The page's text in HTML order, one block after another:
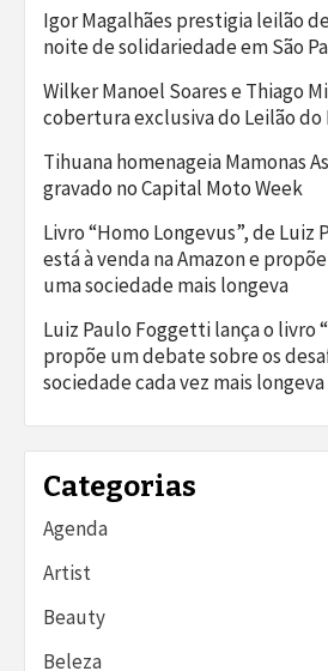
Igor Magalhães prestigia leilão
noite de solidariedade em São
Wilker Manoel Soares e Thiago
cobertura exclusiva do Leilão
Tihuana homenageia Mamonas
gravado no Capital Moto Week
Livro “Homo Longevus”, de Luiz
está à venda na Amazon e
uma sociedade mais longeva
Luiz Paulo Foggetti lança o livro
propõe um debate sobre os
sociedade cada vez mais longeva
Categorias
Agenda
Artist
Beauty
Beleza